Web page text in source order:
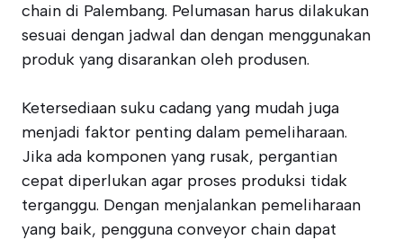
chain di Palembang. Pelumasan harus dilakukan
sesuai dengan jadwal dan dengan menggunakan
produk yang disarankan oleh produsen.
Ketersediaan suku cadang yang mudah juga
menjadi faktor penting dalam pemeliharaan.
Jika ada komponen yang rusak, pergantian
cepat diperlukan agar proses produksi tidak
terganggu. Dengan menjalankan pemeliharaan
yang baik, pengguna conveyor chain dapat